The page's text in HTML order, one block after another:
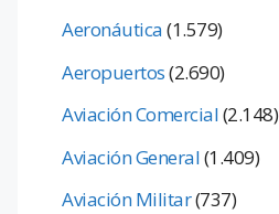
Aeronáutica(1.579)
Aeropuertos(2.690)
Aviación Comercial(2.148)
Aviación General(1.409)
Aviación Militar(737)